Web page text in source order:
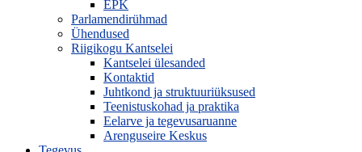
EPK
Parlamendirühmad
Ühendused
Riigikogu Kantselei
Kantselei ülesanded
Kontaktid
Juhtkond ja struktuuriüksused
Teenistuskohad ja praktika
Eelarve ja tegevusaruanne
Arenguseire Keskus